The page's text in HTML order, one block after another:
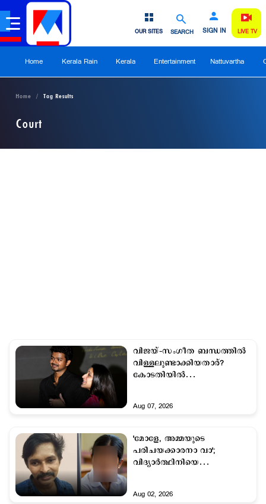
SEARCH SIGN IN
OUR SITES LIVE TV
Home Kerala Rain Kerala Entertainment Nattuvartha
Home Tag Results
Court
വിജയ്–സംഗീത ബന്ധത്തിൽ
വിള്ളലുണ്ടാക്കിയതാര്?
കോടതിയില്‍
Aug 07, 2026
'മോളേ, അമ്മയുടെ
പരിചയക്കാരനാ വാ';
വിദ്യാർത്ഥിനിയെ
Aug 02, 2026